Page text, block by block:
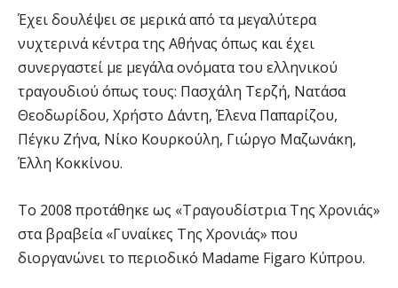
Έχει δουλέψει σε μερικά από τα μεγαλύτερα
νυχτερινά κέντρα της Αθήνας όπως και έχει
συνεργαστεί με μεγάλα ονόματα του ελληνικού
τραγουδιού όπως τους: Πασχάλη Τερζή, Νατάσα
Θεοδωρίδου, Χρήστο Δάντη, Έλενα Παπαρίζου,
Πέγκυ Ζήνα, Νίκο Κουρκούλη, Γιώργο Μαζωνάκη,
Έλλη Κοκκίνου.
Το 2008 προτάθηκε ως «Τραγουδίστρια Της Χρονιάς»
στα βραβεία «Γυναίκες Της Χρονιάς» που
διοργανώνει το περιοδικό Madame Figaro Κύπρου.